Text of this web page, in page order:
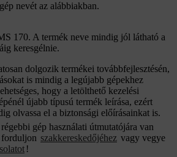
nevét az alábbiakban.
170. A termék neve mindig jól látható a
keresgélnie.
dolgozik termékei továbbfejlesztésén,
is mindig a legújabb gépekhez
hogy a letölthető kezelési
újabb típusú termék leírása, ezért
olvassa el a biztonsági előírásainkat is.
gép használati útmutatójára van
forduljon szakkereskedőjéhez vagy vegye
!